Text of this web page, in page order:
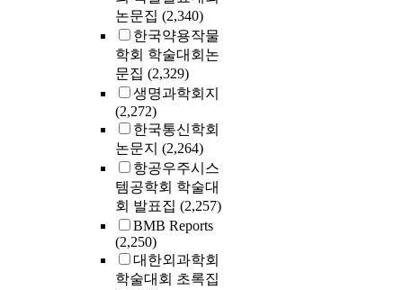
논문집 (2,340)
한국약용작물
학회 학술대회논
문집 (2,329)
생명과학회지
(2,272)
한국통신학회
논문지 (2,264)
항공우주시스
템공학회 학술대
회 발표집 (2,257)
BMB Reports
(2,250)
대한외과학회
학술대회 초록집